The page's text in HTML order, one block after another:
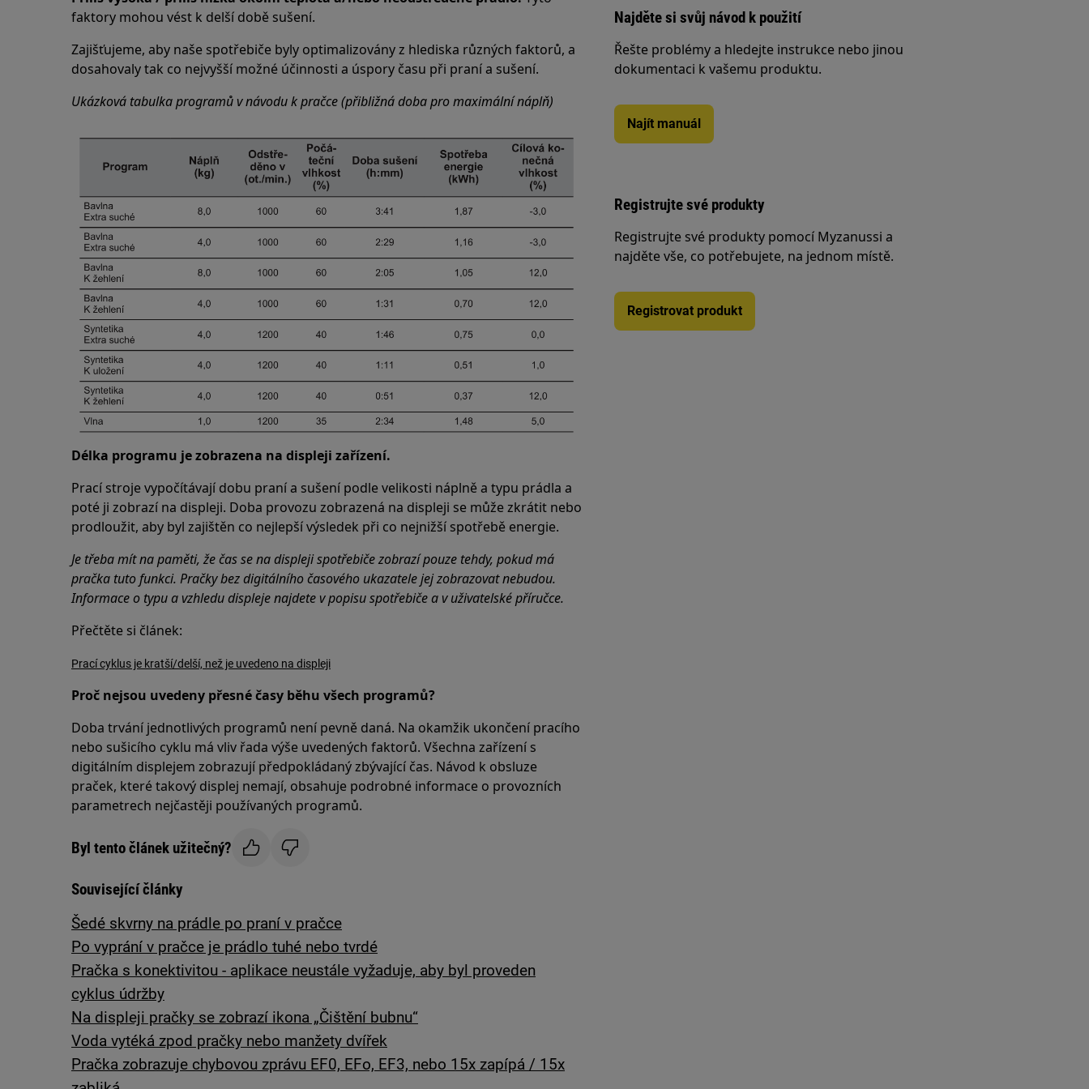
faktory mohou vést k delší době sušení.
Zajišťujeme, aby naše spotřebiče byly optimalizovány z hlediska různých faktorů, a
dosahovaly tak co nejvyšší možné účinnosti a úspory času při praní a sušení.
Ukázková tabulka programů v návodu k pračce (přibližná doba pro maximální náplň)
Délka programu je zobrazena na displeji zařízení.
Prací stroje vypočítávají dobu praní a sušení podle velikosti náplně a typu prádla a
poté ji zobrazí na displeji. Doba provozu zobrazená na displeji se může zkrátit nebo
prodloužit, aby byl zajištěn co nejlepší výsledek při co nejnižší spotřebě energie.
Je třeba mít na paměti, že čas se na displeji spotřebiče zobrazí pouze tehdy, pokud má
pračka tuto funkci. Pračky bez digitálního časového ukazatele jej zobrazovat nebudou.
Informace o typu a vzhledu displeje najdete v popisu spotřebiče a v uživatelské příručce.
Přečtěte si článek:
Prací cyklus je kratší/delší, než je uvedeno na displeji
Proč nejsou uvedeny přesné časy běhu všech programů?
Doba trvání jednotlivých programů není pevně daná. Na okamžik ukončení pracího
nebo sušicího cyklu má vliv řada výše uvedených faktorů. Všechna zařízení s
digitálním displejem zobrazují předpokládaný zbývající čas. Návod k obsluze
praček, které takový displej nemají, obsahuje podrobné informace o provozních
parametrech nejčastěji používaných programů.
Byl tento článek užitečný?
Související články
Šedé skvrny na prádle po praní v pračce
Po vyprání v pračce je prádlo tuhé nebo tvrdé
Pračka s konektivitou - aplikace neustále vyžaduje, aby byl proveden
cyklus údržby
Na displeji pračky se zobrazí ikona „Čištění bubnu“
Voda vytéká zpod pračky nebo manžety dvířek
Pračka zobrazuje chybovou zprávu EF0, EFo, EF3, nebo 15x zapípá / 15x
Najděte si svůj návod k použití
Řešte problémy a hledejte instrukce nebo jinou
dokumentaci k vašemu produktu.
Najít manuál
Registrujte své produkty
Registrujte své produkty pomocí Myzanussi a
najděte vše, co potřebujete, na jednom místě.
Registrovat produkt